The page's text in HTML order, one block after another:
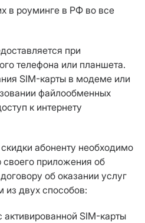
в роуминге в РФ во все
при
телефона или планшета.
SIM-карты в модеме или
файлообменных
к интернету
абоненту необходимо
своего приложения об
об оказании услуг
двух способов:
SIM-карты